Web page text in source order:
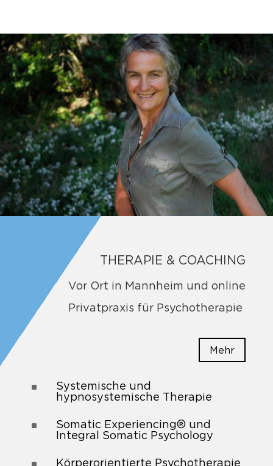
THERAPIE & COACHING
Vor Ort in Mannheim und online
Privatpraxis für Psychotherapie
Mehr
^
Systemische und
hypnosystemische Therapie
^
Somatic Experiencing® und
Integral Somatic Psychology
Körperorientierte Psychotherapie